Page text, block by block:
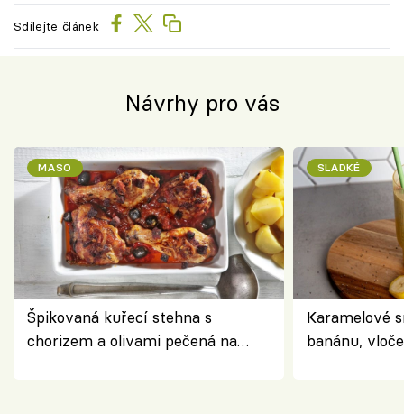
Sdílejte článek
Návrhy pro vás
MASO
Špikovaná kuřecí stehna s
chorizem a olivami pečená na
SLADKÉ
Karamelové
banánu,